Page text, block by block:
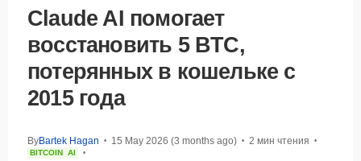
Claude AI помогает
восстановить 5 BTC,
потерянных в кошельке с
2015 года
ByBartek Hagan • 15 May 2026 (3 months ago) • 2 мин чтения •
BITCOIN AI •